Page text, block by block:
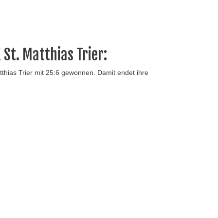
St. Matthias Trier:
Trier mit 25:6 gewonnen. Damit endet ihre